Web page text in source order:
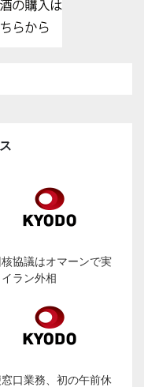
協議はオマーンで実
ラン外相
口業務、初の午前休